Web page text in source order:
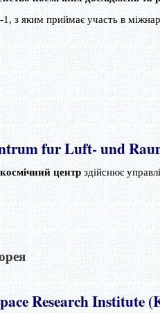
1, з яким приймає участь в
fur Luft- und
центр здійснює
Research Institute